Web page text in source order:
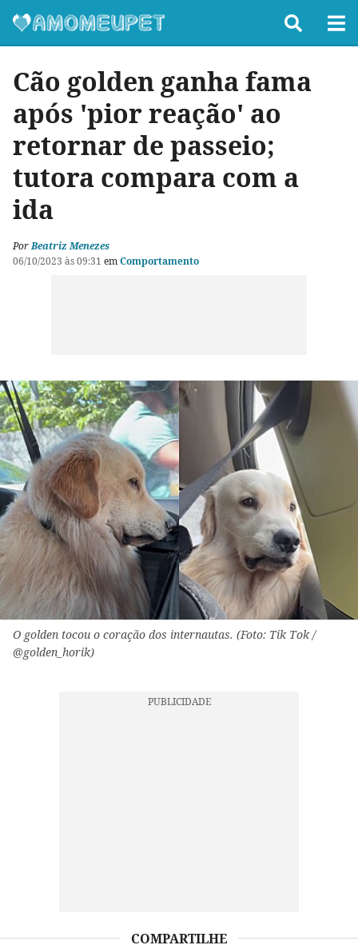
Cão golden ganha fama
após 'pior reação' ao
retornar de passeio;
tutora compara com a
ida
PorBeatriz Menezes
06/10/2023 às 09:31 emComportamento
O golden tocou o coração dos internautas. (Foto: Tik Tok /
@golden_horik)
COMPARTILHE